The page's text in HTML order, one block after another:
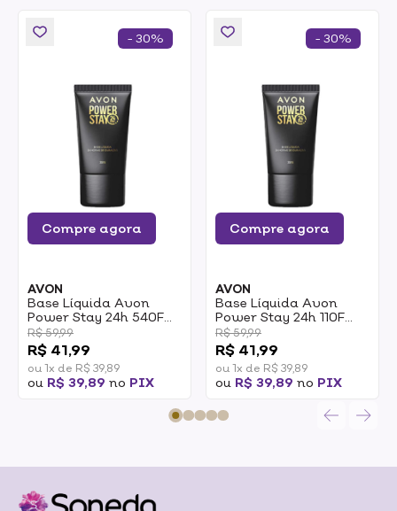
Compre agora
AVON
Base Líquida Avon
Power Stay 24h 540F
30ml
R$ 59,99
R$ 41,99
ou 1x de R$ 39,89
ou R$ 39,89 no PIX
- 30%
Compre agora
AVON
Base Líquida Avon
Power Stay 24h 110F
30ml
R$ 59,99
R$ 41,99
ou 1x de R$ 39,89
ou R$ 39,89 no PIX
- 30%